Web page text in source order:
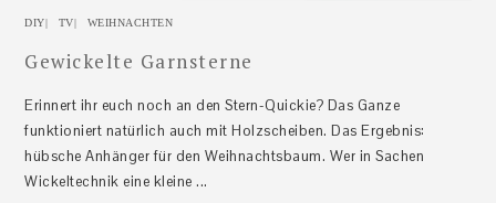
DIY| TV| WEIHNACHTEN
Gewickelte Garnsterne
Erinnert ihr euch noch an den Stern-Quickie? Das Ganze
funktioniert natürlich auch mit Holzscheiben. Das Ergebnis:
hübsche Anhänger für den Weihnachtsbaum. Wer in Sachen
Wickeltechnik eine kleine ...